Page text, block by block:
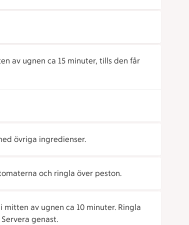
av ugnen ca 15 minuter, tills den får
övriga ingredienser.
och ringla över peston.
av ugnen ca 10 minuter. Ringla
genast.